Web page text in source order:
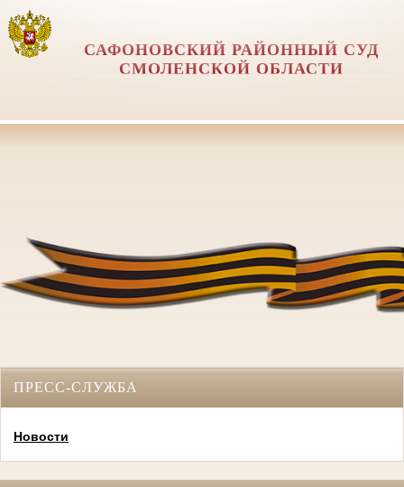
САФОНОВСКИЙ РАЙОННЫЙ СУД
СМОЛЕНСКОЙ ОБЛАСТИ
ПРЕСС-СЛУЖБА
Новости